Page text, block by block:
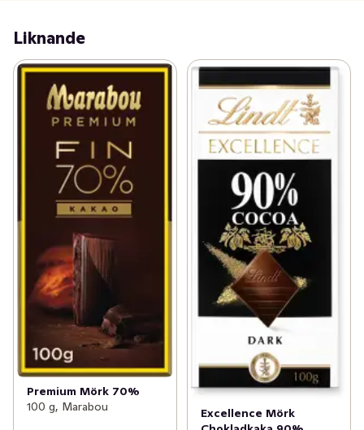
chokladälskaren. Njut av vår choklad på kvällen själv
med en kopp te eller tillsammans med familj och vänner.
Vi berättar gärna mer om kakaodling och vad som är
viktigt för oss, läs mer på www.cocoaprogram.info
Liknande
Premium Mörk 70%
100 g, Marabou
Excellence Mörk